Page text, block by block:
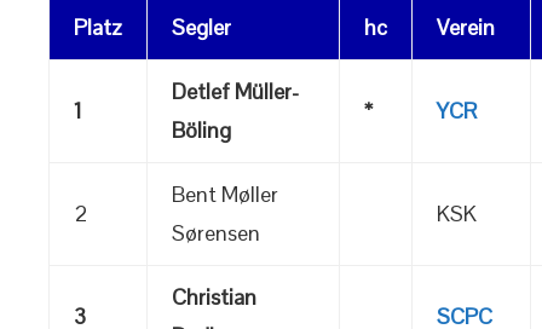
Platz Segler hc Verein
1
Detlef Müller-
Böling
* YCR
2
Bent Møller
Sørensen
KSK
3
Christian
SCPC